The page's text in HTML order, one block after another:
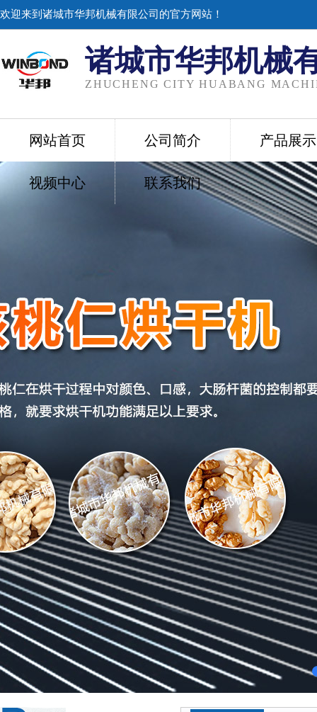
欢迎来到诸城市华邦机械有限公司的官方网站！
诸城市华邦机械
ZHUCHENG CITY HUABANG
网站首页 公司简介 产品展示
视频中心 联系我们